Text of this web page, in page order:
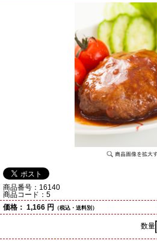
商品番号： 16140
商品コード： 5
価格： 1,166 円 （税込・送料別）
数量